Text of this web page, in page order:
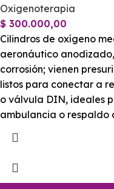
Oxigenoterapia
$ 300.000,00
Cilindros de oxígeno
aeronáutico
corrosión; vienen
listos para conectar a
o válvula DIN, ideales
ambulancia o respaldo